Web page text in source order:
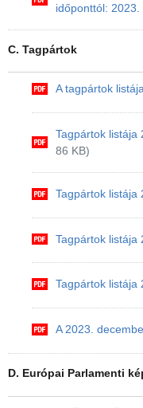
időponttól:
C. Tagpártok
A tagpártok
Tagpártok listája
86 KB)
Tagpártok listája
Tagpártok listája
Tagpártok listája
A 2023.
D. Európai Parlamenti